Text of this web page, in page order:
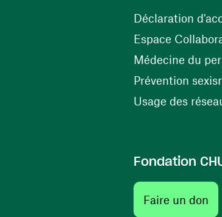
fenêtre)
une nouvelle fenêtre)
Déclaration
Espace
Médecine du
Prévention
Usage des
nouvelle fenêtre)
nouvelle fenêtre)
Fondation
Faire un don